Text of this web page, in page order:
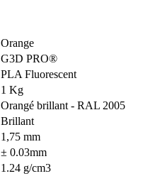
Orange
G3D PRO®
PLA Fluorescent
1 Kg
Orangé brillant - RAL 2005
Brillant
1,75 mm
± 0.03mm
1.24 g/cm3